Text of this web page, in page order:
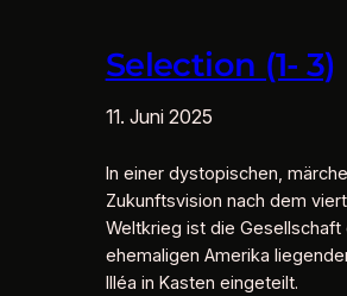
Selection (1- 3)
11. Juni 2025
In einer dystopischen,
Zukunftsvision nach dem
Weltkrieg ist die Gesellschaft
ehemaligen Amerika
Illéa in Kasten eingeteilt.